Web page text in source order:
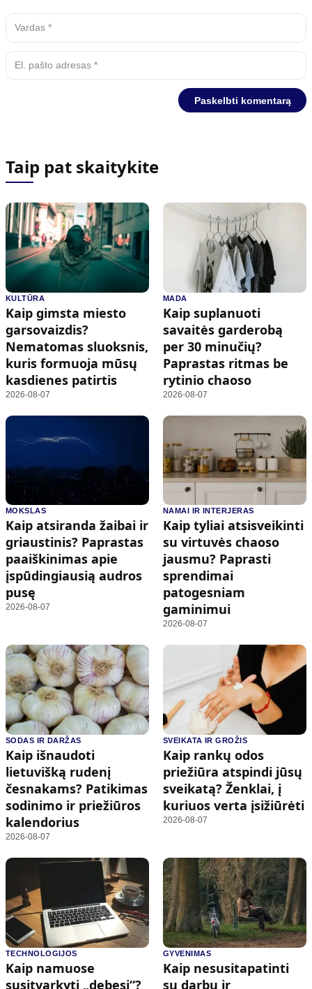
Taip pat skaitykite
KULTŪRA
Kaip gimsta miesto
garsovaizdis?
Nematomas sluoksnis,
kuris formuoja mūsų
kasdienes patirtis
2026-08-07
MADA
Kaip suplanuoti
savaitės garderobą
per 30 minučių?
Paprastas ritmas be
rytinio chaoso
2026-08-07
MOKSLAS
Kaip atsiranda žaibai ir
griaustinis? Paprastas
paaiškinimas apie
įspūdingiausią audros
pusę
2026-08-07
NAMAI IR INTERJERAS
Kaip tyliai atsisveikinti
su virtuvės chaoso
jausmu? Paprasti
sprendimai
patogesniam
gaminimui
2026-08-07
SODAS IR DARŽAS
Kaip išnaudoti
lietuvišką rudenį
česnakams? Patikimas
sodinimo ir priežiūros
kalendorius
2026-08-07
SVEIKATA IR GROŽIS
Kaip rankų odos
priežiūra atspindi jūsų
sveikatą? Ženklai, į
kuriuos verta įsižiūrėti
2026-08-07
TECHNOLOGIJOS
Kaip namuose
susitvarkyti „debesį“?
GYVENIMAS
Kaip nesusitapatinti
su darbu ir